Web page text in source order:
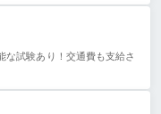
な試験あり！交通費も支給さ